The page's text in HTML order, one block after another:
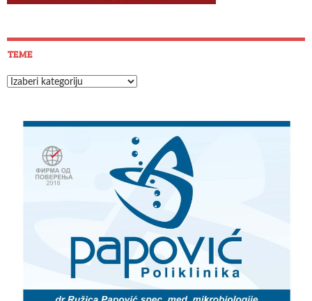
TEME
Teme